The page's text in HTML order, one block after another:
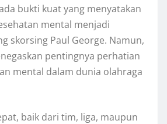
bukti kuat yang menyatakan
mental menjadi
skorsing Paul George. Namun,
pentingnya perhatian
mental dalam dunia olahraga
baik dari tim, liga, maupun